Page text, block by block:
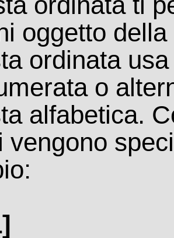
oggetto
ordinata
o
alfabetica.
vengono